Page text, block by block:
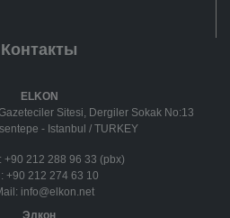
Контакты
ELKON
Sitesi, Dergiler Sokak No:13
- Istanbul / TURKEY
+90 212 288 96 33 (pbx)
+90 212 274 63 10
info@elkon.net
Элкон